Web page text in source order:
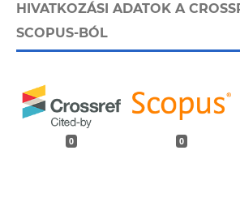
HIVATKOZÁSI ADATOK A
SCOPUS-BÓL
0 0